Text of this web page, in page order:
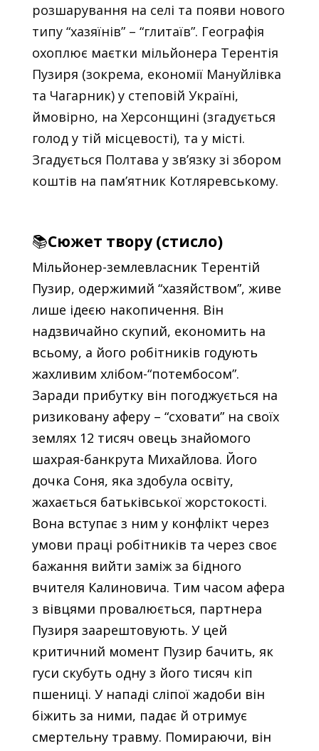
розшарування на селі та появи нового
типу “хазяїнів” – “глитаїв”. Географія
охоплює маєтки мільйонера Терентія
Пузиря (зокрема, економії Мануйлівка
та Чагарник) у степовій Україні,
ймовірно, на Херсонщині (згадується
голод у тій місцевості), та у місті.
Згадується Полтава у зв’язку зі збором
коштів на пам’ятник Котляревському.
📚Сюжет твору (стисло)
Мільйонер-землевласник Терентій
Пузир, одержимий “хазяйством”, живе
лише ідеєю накопичення. Він
надзвичайно скупий, економить на
всьому, а його робітників годують
жахливим хлібом-“потембосом”.
Заради прибутку він погоджується на
ризиковану аферу – “сховати” на своїх
землях 12 тисяч овець знайомого
шахрая-банкрута Михайлова. Його
дочка Соня, яка здобула освіту,
жахається батьківської жорстокості.
Вона вступає з ним у конфлікт через
умови праці робітників та через своє
бажання вийти заміж за бідного
вчителя Калиновича. Тим часом афера
з вівцями провалюється, партнера
Пузиря заарештовують. У цей
критичний момент Пузир бачить, як
гуси скубуть одну з його тисяч кіп
пшениці. У нападі сліпої жадоби він
біжить за ними, падає й отримує
смертельну травму. Помираючи, він